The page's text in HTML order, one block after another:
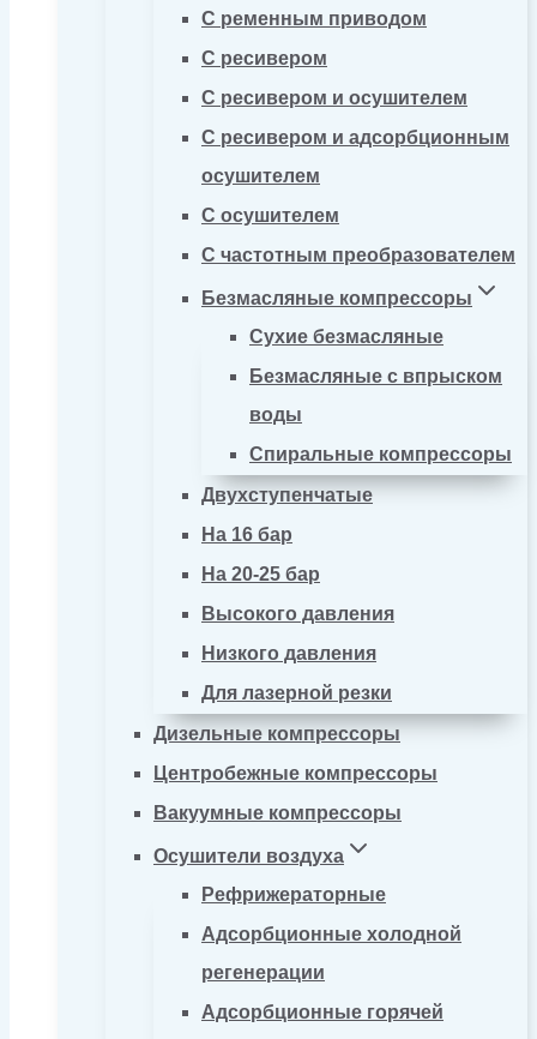
С ременным приводом
С ресивером
С ресивером и осушителем
С ресивером и адсорбционным
осушителем
С осушителем
С частотным преобразователем
Безмасляные компрессоры
Сухие безмасляные
Безмасляные с впрыском
воды
Спиральные компрессоры
Двухступенчатые
На 16 бар
На 20-25 бар
Высокого давления
Низкого давления
Для лазерной резки
Дизельные компрессоры
Центробежные компрессоры
Вакуумные компрессоры
Осушители воздуха
Рефрижераторные
Адсорбционные холодной
регенерации
Адсорбционные горячей